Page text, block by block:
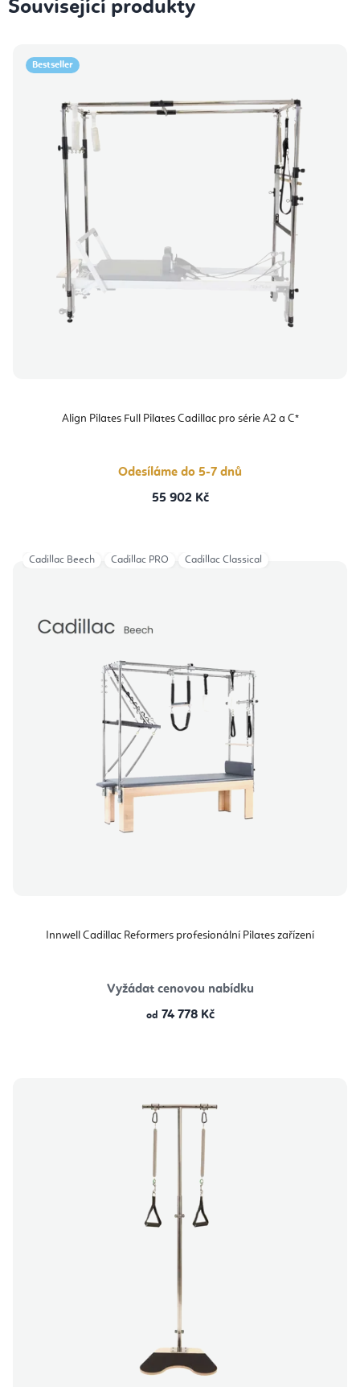
Související produkty
Bestseller
Align Pilates Full Pilates Cadillac pro série A2 a C*
Odesíláme do 5-7 dnů
55 902 Kč
Innwell Cadillac Reformers profesionální Pilates zařízení
Vyžádat cenovou nabídku
od 74 778 Kč
Cadillac Beech Cadillac PRO Cadillac Classical